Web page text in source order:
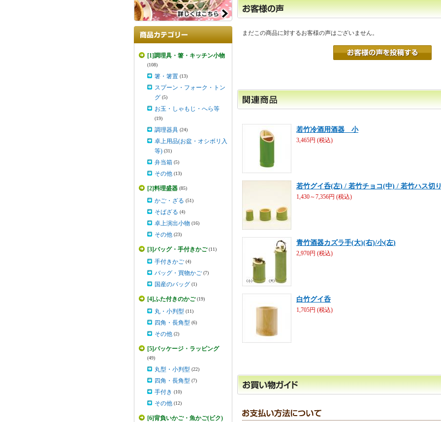
[1]調理具・箸・キッチン小物
(108)
箸・箸置 (13)
スプーン・フォーク・トン
グ (5)
お玉・しゃもじ・へら等
(19)
調理器具 (24)
卓上用品(お盆・オシボリ入
等) (31)
弁当箱 (5)
その他 (13)
[2]料理盛器 (85)
かご・ざる (51)
そばざる (4)
卓上演出小物 (16)
その他 (23)
[3]バッグ・手付きかご (11)
手付きかご (4)
バッグ・買物かご (7)
国産のバッグ (1)
[4]ふた付きのかご (19)
丸・小判型 (11)
四角・長角型 (6)
その他 (2)
[5]パッケージ・ラッピング
(49)
丸型・小判型 (22)
四角・長角型 (7)
手付き (10)
その他 (12)
[6]背負いかご・魚かご(ビク)
まだこの商品に対するお客様の声はございません。
若竹冷酒用酒器 小
3,465円 (税込)
若竹グイ呑(左) / 若竹チョコ(中) / 若竹ハス切
1,430～7,356円 (税込)
青竹酒器カズラ手(大)(右)/小(左)
2,970円 (税込)
白竹グイ呑
1,705円 (税込)